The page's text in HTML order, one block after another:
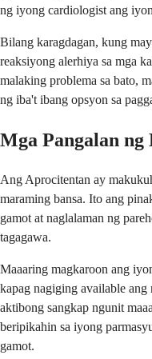
ng iyong cardiologist ang
Bilang karagdagan, kung
reaksiyong alerhiya sa mga
malaking problema sa bato,
ng iba't ibang opsyon sa
Mga Pangalan
Ang Aprocitentan ay
maraming bansa. Ito ang
gamot at naglalaman ng
tagagawa.
Maaaring magkaroon ang
kapag nagiging available ang
aktibong sangkap ngunit
beripikahin sa iyong
gamot.